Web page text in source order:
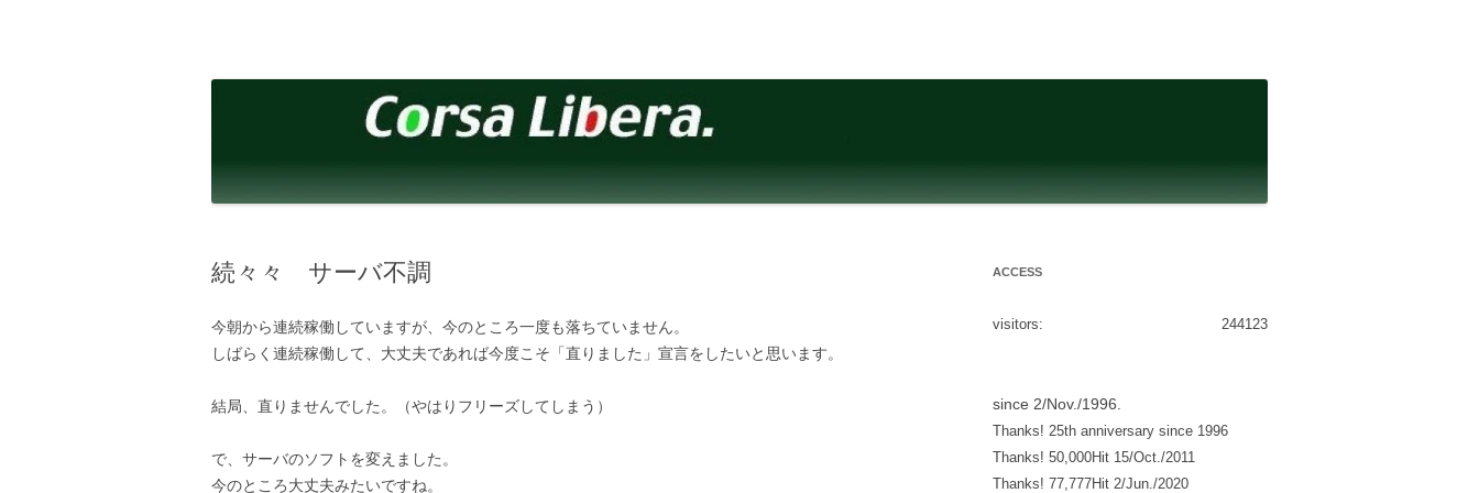
へ
続々々 サーバ不調
今朝から連続稼働していますが、今のところ一度も落ちていません。
しばらく連続稼働して、大丈夫であれば今度こそ「直りました」宣言をしたいと思います。
結局、直りませんでした。（やはりフリーズしてしまう）
で、サーバのソフトを変えました。
今のところ大丈夫みたいですね。
ACCESS
244123
visitors:
since 2/Nov./1996.
Thanks! 25th anniversary since 1996
Thanks! 50,000Hit 15/Oct./2011
Thanks! 77,777Hit 2/Jun./2020